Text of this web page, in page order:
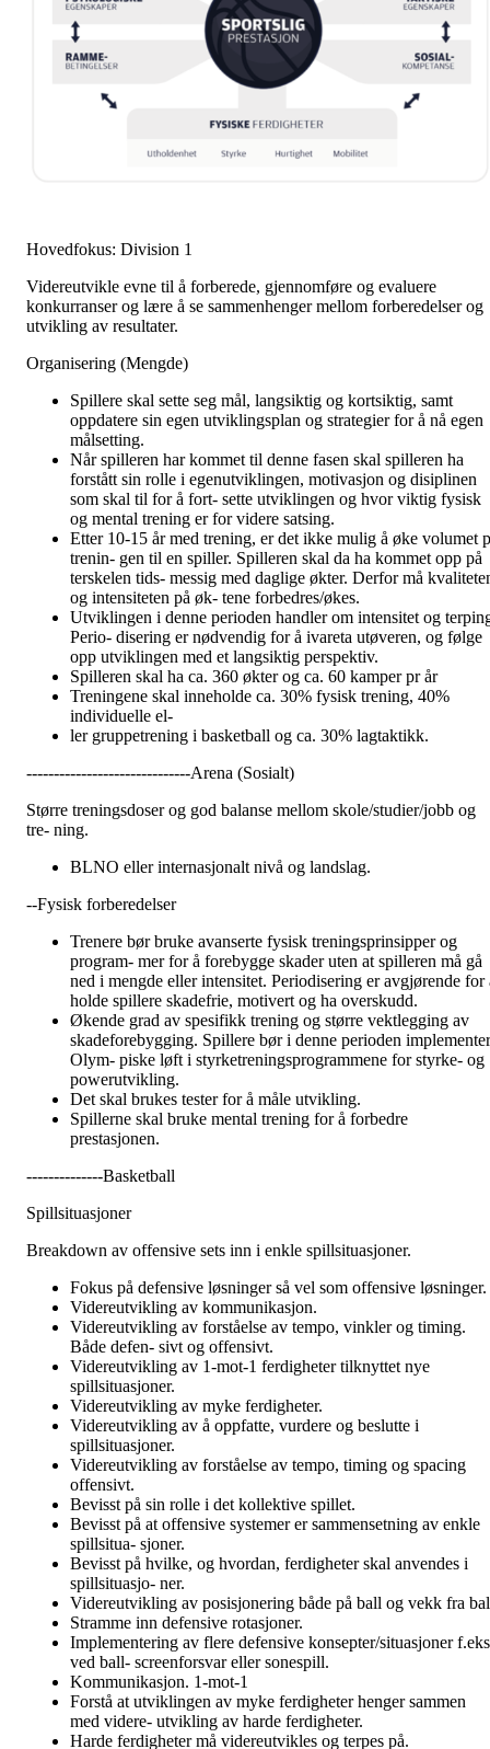
Hovedfokus: Division 1
Videreutvikle evne til å forberede, gjennomføre og evaluere
konkurranser og lære å se sammenhenger mellom forberedelser og
utvikling av resultater.
Organisering (Mengde)
Spillere skal sette seg mål, langsiktig og kortsiktig, samt
oppdatere sin egen utviklingsplan og strategier for å nå egen
målsetting.
Når spilleren har kommet til denne fasen skal spilleren ha
forstått sin rolle i egenutviklingen, motivasjon og disiplinen
som skal til for å fort- sette utviklingen og hvor viktig fysisk
og mental trening er for videre satsing.
Etter 10-15 år med trening, er det ikke mulig å øke volumet
trenin- gen til en spiller. Spilleren skal da ha kommet opp på
terskelen tids- messig med daglige økter. Derfor må
og intensiteten på øk- tene forbedres/økes.
Utviklingen i denne perioden handler om intensitet og
Perio- disering er nødvendig for å ivareta utøveren, og følge
opp utviklingen med et langsiktig perspektiv.
Spilleren skal ha ca. 360 økter og ca. 60 kamper pr år
Treningene skal inneholde ca. 30% fysisk trening, 40%
individuelle el-
ler gruppetrening i basketball og ca. 30% lagtaktikk.
------------------------------Arena (Sosialt)
Større treningsdoser og god balanse mellom skole/studier/jobb og
tre- ning.
BLNO eller internasjonalt nivå og landslag.
--Fysisk forberedelser
Trenere bør bruke avanserte fysisk treningsprinsipper og
program- mer for å forebygge skader uten at spilleren må gå
ned i mengde eller intensitet. Periodisering er avgjørende for
holde spillere skadefrie, motivert og ha overskudd.
Økende grad av spesifikk trening og større vektlegging av
skadeforebygging. Spillere bør i denne perioden
Olym- piske løft i styrketreningsprogrammene for styrke- og
powerutvikling.
Det skal brukes tester for å måle utvikling.
Spillerne skal bruke mental trening for å forbedre
prestasjonen.
--------------Basketball
Spillsituasjoner
Breakdown av offensive sets inn i enkle spillsituasjoner.
Fokus på defensive løsninger så vel som offensive løsninger.
Videreutvikling av kommunikasjon.
Videreutvikling av forståelse av tempo, vinkler og timing.
Både defen- sivt og offensivt.
Videreutvikling av 1-mot-1 ferdigheter tilknyttet nye
spillsituasjoner.
Videreutvikling av myke ferdigheter.
Videreutvikling av å oppfatte, vurdere og beslutte i
spillsituasjoner.
Videreutvikling av forståelse av tempo, timing og spacing
offensivt.
Bevisst på sin rolle i det kollektive spillet.
Bevisst på at offensive systemer er sammensetning av enkle
spillsitua- sjoner.
Bevisst på hvilke, og hvordan, ferdigheter skal anvendes i
spillsituasjo- ner.
Videreutvikling av posisjonering både på ball og vekk fra
Stramme inn defensive rotasjoner.
Implementering av flere defensive konsepter/situasjoner
ved ball- screenforsvar eller sonespill.
Kommunikasjon. 1-mot-1
Forstå at utviklingen av myke ferdigheter henger sammen
med videre- utvikling av harde ferdigheter.
Harde ferdigheter må videreutvikles og terpes på.